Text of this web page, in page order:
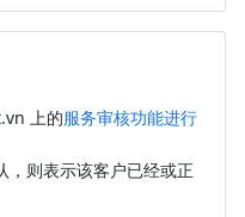
上的服务审核功能进行
，则表示该客户已经或正